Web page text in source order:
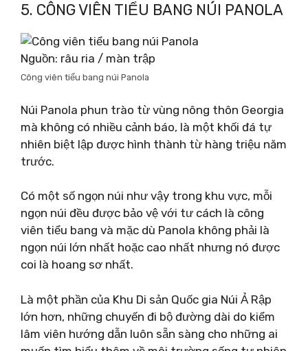
5. CÔNG VIÊN TIỂU BANG NÚI PANOLA
Nguồn: râu ria / màn trập
Công viên tiểu bang núi Panola
Núi Panola phun trào từ vùng nông thôn Georgia
mà không có nhiều cảnh báo, là một khối đá tự
nhiên biệt lập được hình thành từ hàng triệu năm
trước.
Có một số ngọn núi như vậy trong khu vực, mỗi
ngọn núi đều được bảo vệ với tư cách là công
viên tiểu bang và mặc dù Panola không phải là
ngọn núi lớn nhất hoặc cao nhất nhưng nó được
coi là hoang sơ nhất.
Là một phần của Khu Di sản Quốc gia Núi Ả Rập
lớn hơn, những chuyến đi bộ đường dài do kiểm
lâm viên hướng dẫn luôn sẵn sàng cho những ai